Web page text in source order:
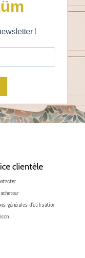
clientèle
générales d’utilisation